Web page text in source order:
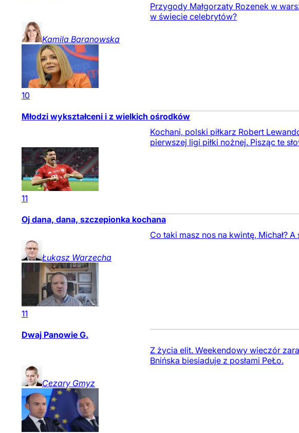
Przygody Małgorzaty Rozenek w
w świecie celebrytów?
Kamila Baranowska
10
Młodzi wykształceni i z wielkich ośrodków
Kochani, polski piłkarz Robert
pierwszej ligi piłki nożnej. Pisząc te
11
Oj dana, dana, szczepionka kochana
Co taki masz nos na kwintę, Michał?
Łukasz Warzecha
11
Dwaj Panowie G.
Z życia elit. Weekendowy wieczór
Bnińska biesiaduje z posłami PeŁo.
Cezary Gmyz